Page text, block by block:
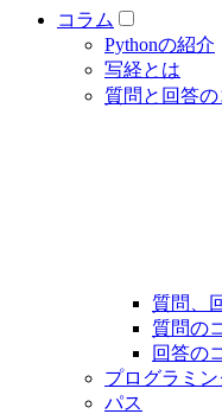
コラム
Pythonの紹介
写経とは
質問と回答の
質問、
質問の
回答の
プログラミ
パス